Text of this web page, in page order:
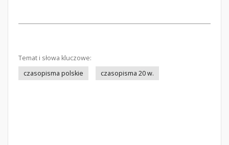
Temat i słowa kluczowe:
czasopisma polskie
czasopisma 20 w.